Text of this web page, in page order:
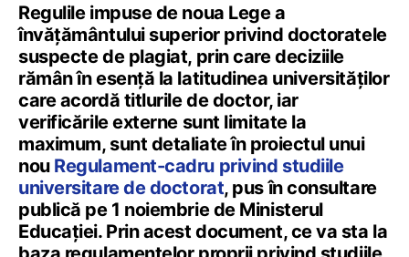
Regulile impuse de noua Lege a
învățământului superior privind doctoratele
suspecte de plagiat, prin care deciziile
rămân în esență la latitudinea universităților
care acordă titlurile de doctor, iar
verificările externe sunt limitate la
maximum, sunt detaliate în proiectul unui
nou Regulament-cadru privind studiile
universitare de doctorat, pus în consultare
publică pe 1 noiembrie de Ministerul
Educației. Prin acest document, ce va sta la